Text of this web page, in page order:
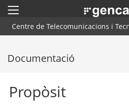
. Obre en
Menú
Centre de Telecomunicacions i
Inici
Arquitectura CTTI
Plataformes i Frameworks
Documentació
Propòsit